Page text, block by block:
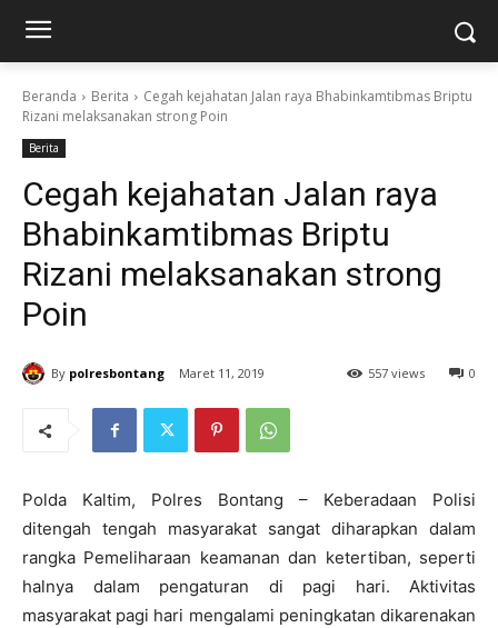
Beranda Berita
Cegah kejahatan Jalan raya Bhabinkamtibmas Briptu
Rizani melaksanakan strong Poin
Berita
Cegah kejahatan Jalan raya
Bhabinkamtibmas Briptu
Rizani melaksanakan strong
Poin
By polresbontang Maret 11, 2019 0
557 views
Polda Kaltim, Polres Bontang – Keberadaan Polisi
ditengah tengah masyarakat sangat diharapkan dalam
rangka Pemeliharaan keamanan dan ketertiban, seperti
halnya dalam pengaturan di pagi hari. Aktivitas
masyarakat pagi hari mengalami peningkatan dikarenakan